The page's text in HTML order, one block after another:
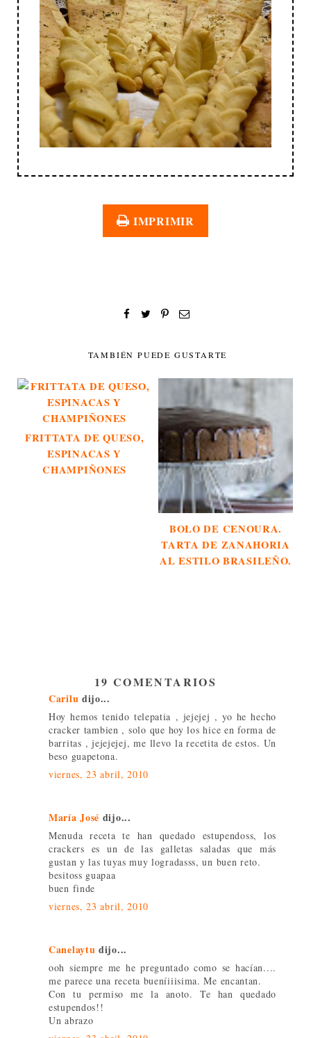
IMPRIMIR
TAMBIÉN PUEDE GUSTARTE
FRITTATA DE QUESO,
ESPINACAS Y
CHAMPIÑONES
BOLO DE CENOURA.
TARTA DE ZANAHORIA
AL ESTILO BRASILEÑO.
19 COMENTARIOS
Carilu dijo...
Hoy hemos tenido telepatia , jejejej , yo he hecho
cracker tambien , solo que hoy los hice en forma de
barritas , jejejejej, me llevo la recetita de estos. Un
beso guapetona.
viernes, 23 abril, 2010
María José dijo...
Menuda receta te han quedado estupendoss, los
crackers es un de las galletas saladas que más
gustan y las tuyas muy logradasss, un buen reto.
besitoss guapaa
buen finde
viernes, 23 abril, 2010
Canelaytu dijo...
ooh siempre me he preguntado como se hacían....
me parece una receta bueníiiisima. Me encantan.
Con tu permiso me la anoto. Te han quedado
estupendos!!
Un abrazo